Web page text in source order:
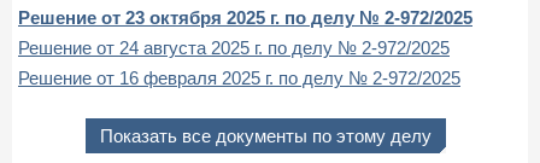
Решение от 23 октября 2025 г. по делу № 2-972/2025
Решение от 24 августа 2025 г. по делу № 2-972/2025
Решение от 16 февраля 2025 г. по делу № 2-972/2025
Показать все документы по этому делу